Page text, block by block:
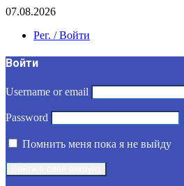
07.08.2026
Рег. / Войти
Войти
Username or email
Password
Помнить меня пока я не выйду